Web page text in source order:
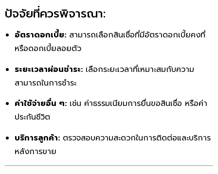
ปัจจัยที่ควรพิจารณา:
อัตราดอกเบี้ย: สามารถเลือกสินเชื่อที่มีอัตราดอกเบี้ยคงที่
หรือดอกเบี้ยลอยตัว
ระยะเวลาผ่อนชำระ: เลือกระยะเวลาที่เหมาะสมกับความ
สามารถในการชำระ
ค่าใช้จ่ายอื่น ๆ: เช่น ค่าธรรมเนียมการยื่นขอสินเชื่อ หรือค่า
ประกันชีวิต
บริการลูกค้า: ตรวจสอบความสะดวกในการติดต่อและบริการ
หลังการขาย